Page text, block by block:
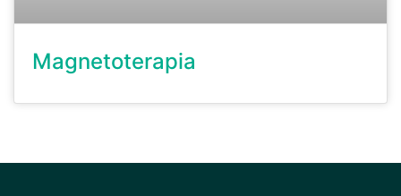
Magnetoterapia